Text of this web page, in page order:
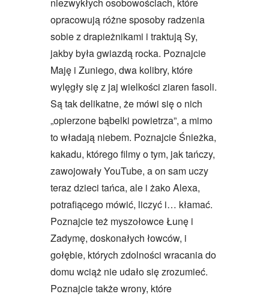
niezwykłych osobowościach, które
opracowują różne sposoby radzenia
sobie z drapieżnikami i traktują Sy,
jakby była gwiazdą rocka. Poznajcie
Maję i Zuniego, dwa kolibry, które
wylęgły się z jaj wielkości ziaren fasoli.
Są tak delikatne, że mówi się o nich
„opierzone bąbelki powietrza”, a mimo
to władają niebem. Poznajcie Śnieżka,
kakadu, którego filmy o tym, jak tańczy,
zawojowały YouTube, a on sam uczy
teraz dzieci tańca, ale i żako Alexa,
potrafiącego mówić, liczyć i… kłamać.
Poznajcie też myszołowce Łunę i
Zadymę, doskonałych łowców, i
gołębie, których zdolności wracania do
domu wciąż nie udało się zrozumieć.
Poznajcie także wrony, które